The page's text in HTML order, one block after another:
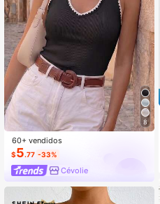
8
60+ vendidos
$5.77 -33%
Cévolie